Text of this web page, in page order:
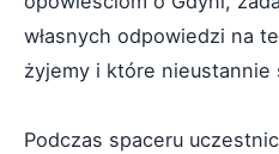
własnych odpowiedzi na
żyjemy i które nieustannie
Podczas spaceru